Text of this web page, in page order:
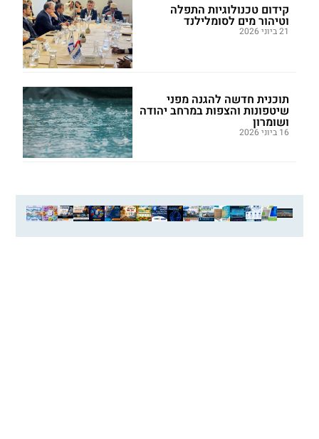
קידום טכנולוגיות התפלה
וטיהור מים לסומלילנד
21 ביוני 2026
תוכנית חדשה להגנה מפני
שיטפונות והצפות במרחב יהודה
ושומרון
16 ביוני 2026